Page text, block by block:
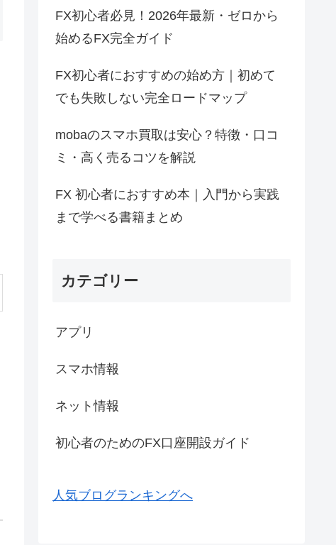
FX初心者必見！2026年最新・ゼロから
始めるFX完全ガイド
FX初心者におすすめの始め方｜初めて
でも失敗しない完全ロードマップ
mobaのスマホ買取は安心？特徴・口コ
ミ・高く売るコツを解説
FX 初心者におすすめ本｜入門から実践
まで学べる書籍まとめ
カテゴリー
アプリ
スマホ情報
ネット情報
初心者のためのFX口座開設ガイド
人気ブログランキングへ